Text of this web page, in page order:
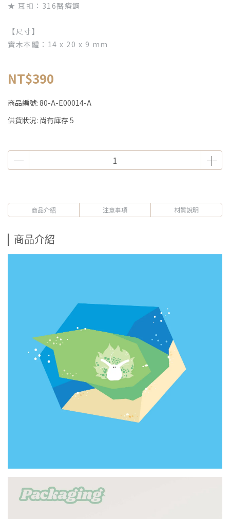
★ 耳扣：316醫療鋼
【尺寸】
實木本體：14 x 20 x 9 mm
NT$390
商品編號: 80-A-E00014-A
供貨狀況: 尚有庫存 5
商品介紹 注意事項 材質說明
商品介紹